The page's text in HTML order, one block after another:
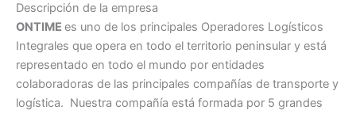
Descripción de la empresa
ONTIME es uno de los principales Operadores Logísticos
Integrales que opera en todo el territorio peninsular y está
representado en todo el mundo por entidades
colaboradoras de las principales compañías de transporte y
logística. Nuestra compañía está formada por 5 grandes